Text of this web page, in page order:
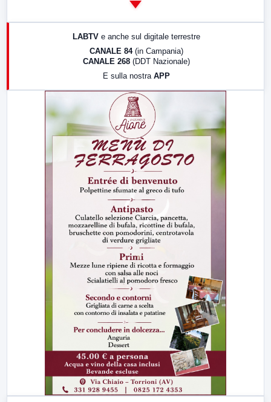
LABTV e anche sul digitale terrestre
CANALE 84 (in Campania)
CANALE 268 (DDT Nazionale)
E sulla nostra APP